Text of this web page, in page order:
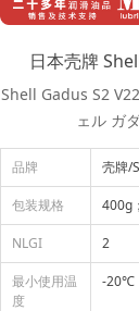
日本壳牌
Shell Gadus S2
ェル ガ
品牌 壳牌/
包装规格 400g
NLGI 2
最小使用温
度
-20℃